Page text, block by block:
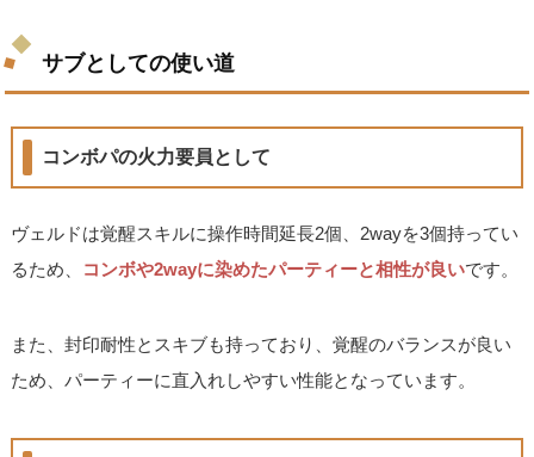
サブとしての使い道
コンボパの火力要員として
ヴェルドは覚醒スキルに操作時間延長2個、2wayを3個持ってい
るため、 コンボや2wayに染めたパーティーと相性が良いです。
また、封印耐性とスキブも持っており、覚醒のバランスが良い
ため、パーティーに直入れしやすい性能となっています。